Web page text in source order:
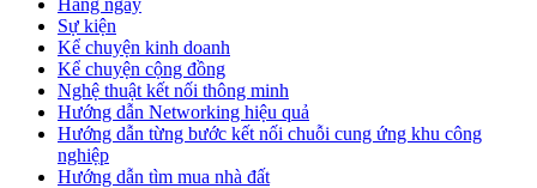
Sự kiện
Kể chuyện kinh doanh
Kể chuyện cộng đồng
Nghệ thuật kết nối thông minh
Hướng dẫn Networking hiệu quả
Hướng dẫn từng bước kết nối chuỗi cung ứng khu công
nghiệp
Hướng dẫn tìm mua nhà đất